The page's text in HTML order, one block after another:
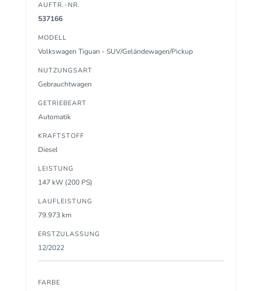
AUFTR.-NR.
537166
MODELL
Volkswagen Tiguan - SUV/Geländewagen/Pickup
NUTZUNGSART
Gebrauchtwagen
GETRIEBEART
Automatik
KRAFTSTOFF
Diesel
LEISTUNG
147 kW (200 PS)
LAUFLEISTUNG
79.973 km
ERSTZULASSUNG
12/2022
FARBE